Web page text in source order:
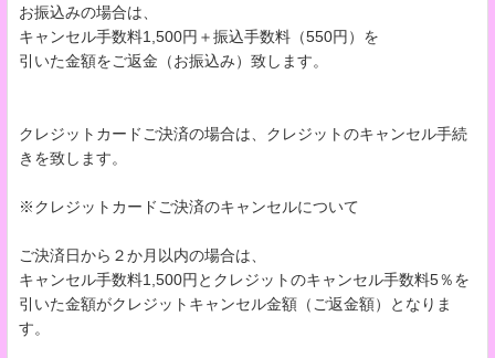
お振込みの場合は、
キャンセル手数料1,500円＋振込手数料（550円）を
引いた金額をご返金（お振込み）致します。
クレジットカードご決済の場合は、クレジットのキャンセル手続
きを致します。
※クレジットカードご決済のキャンセルについて
ご決済日から２か月以内の場合は、
キャンセル手数料1,500円とクレジットのキャンセル手数料5％を
引いた金額がクレジットキャンセル金額（ご返金額）となりま
す。